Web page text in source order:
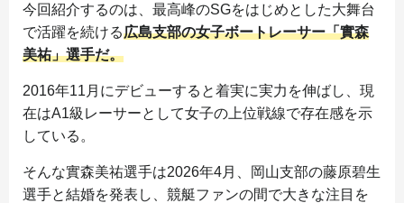
今回紹介するのは、最高峰のSGをはじめとした大舞台
で活躍を続ける広島支部の女子ボートレーサー「實森
美祐」選手だ。
2016年11月にデビューすると着実に実力を伸ばし、現
在はA1級レーサーとして女子の上位戦線で存在感を示
している。
そんな實森美祐選手は2026年4月、岡山支部の藤原碧生
選手と結婚を発表し、競艇ファンの間で大きな注目を